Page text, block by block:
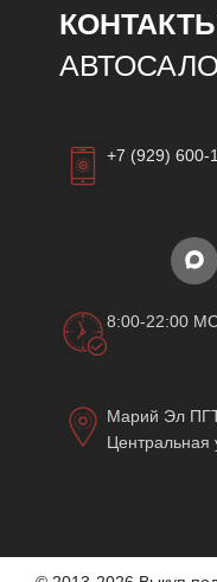
+7 (929) 600-
8:00-22:00
Марий Эл ПГТ
Центральная